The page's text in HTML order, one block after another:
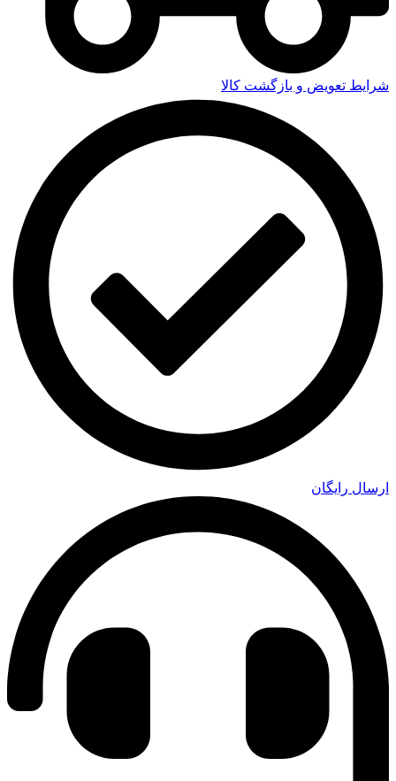
شرایط تعویض و بازگشت کالا
ارسال رایگان